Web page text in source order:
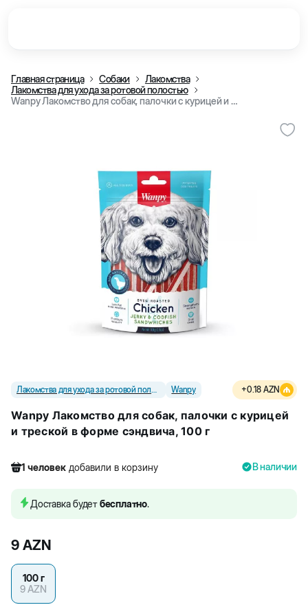
Главная страница Собаки
Лакомства
Лакомства для ухода за ротовой полостью
Wanpy Лакомство для собак, палочки с курицей и треской в форме сэндвича, 100 г
Лакомства для ухода за ротовой полостью Wanpy +0.18 AZN
Wanpy Лакомство для собак, палочки с курицей
и треской в форме сэндвича, 100 г
1 человек добавили в корзину
8 человек купили товар
В наличии
Доставка будетбесплатно.
9 AZN
100 г
9AZN